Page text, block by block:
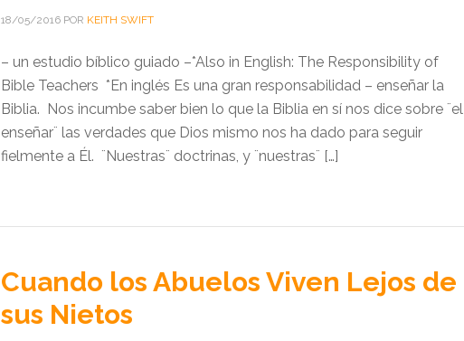
18/05/2016 POR KEITH SWIFT
– un estudio bíblico guiado –*Also in English: The Responsibility of
Bible Teachers *En inglés Es una gran responsabilidad – enseñar la
Biblia. Nos incumbe saber bien lo que la Biblia en sí nos dice sobre ¨el
enseñar¨ las verdades que Dios mismo nos ha dado para seguir
fielmente a Él. ¨Nuestras¨ doctrinas, y ¨nuestras¨ […]
Cuando los Abuelos Viven Lejos de
sus Nietos